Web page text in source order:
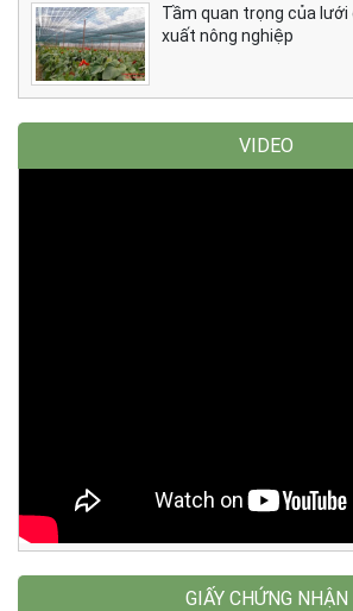
Tầm quan trọng của
xuất nông nghiệp
VIDEO
GIẤY CHỨNG NHẬN